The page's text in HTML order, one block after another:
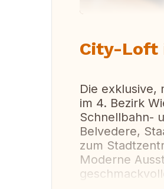
City-Loft
Die exklusive,
im 4. Bezirk
Schnellbahn-
Belvedere,
zum
Moderne